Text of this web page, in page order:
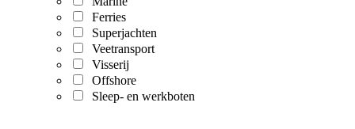
Ferries
Superjachten
Veetransport
Visserij
Offshore
Sleep- en werkboten